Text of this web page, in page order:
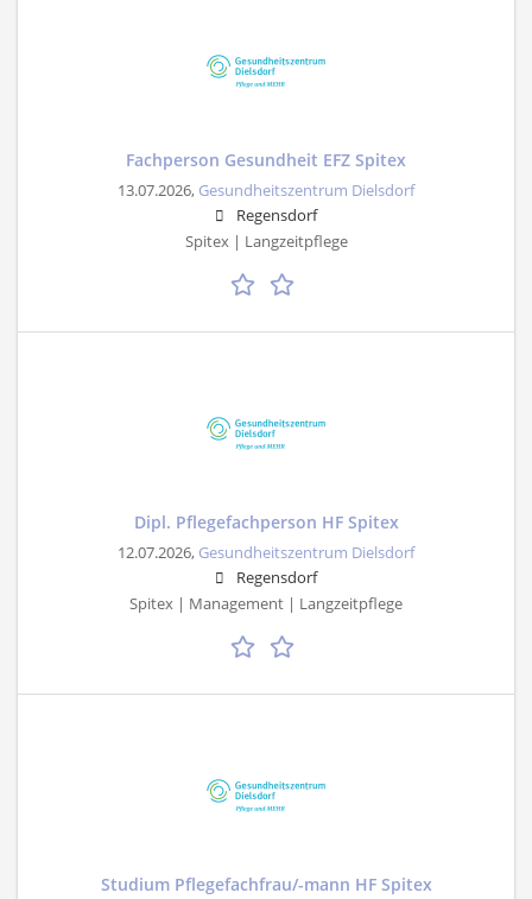
Fachperson Gesundheit EFZ Spitex
13.07.2026, Gesundheitszentrum Dielsdorf
Regensdorf
Spitex | Langzeitpflege
Dipl. Pflegefachperson HF Spitex
12.07.2026, Gesundheitszentrum Dielsdorf
Regensdorf
Spitex | Management | Langzeitpflege
Studium Pflegefachfrau/-mann HF Spitex